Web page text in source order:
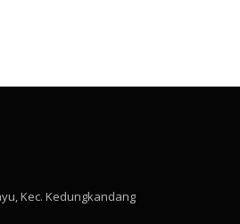
Kec. Kedungkandang